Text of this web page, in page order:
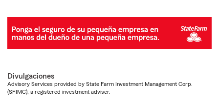
Divulgaciones
Advisory Services provided by State Farm Investment Management Corp.
(SFIMC), a registered investment adviser.